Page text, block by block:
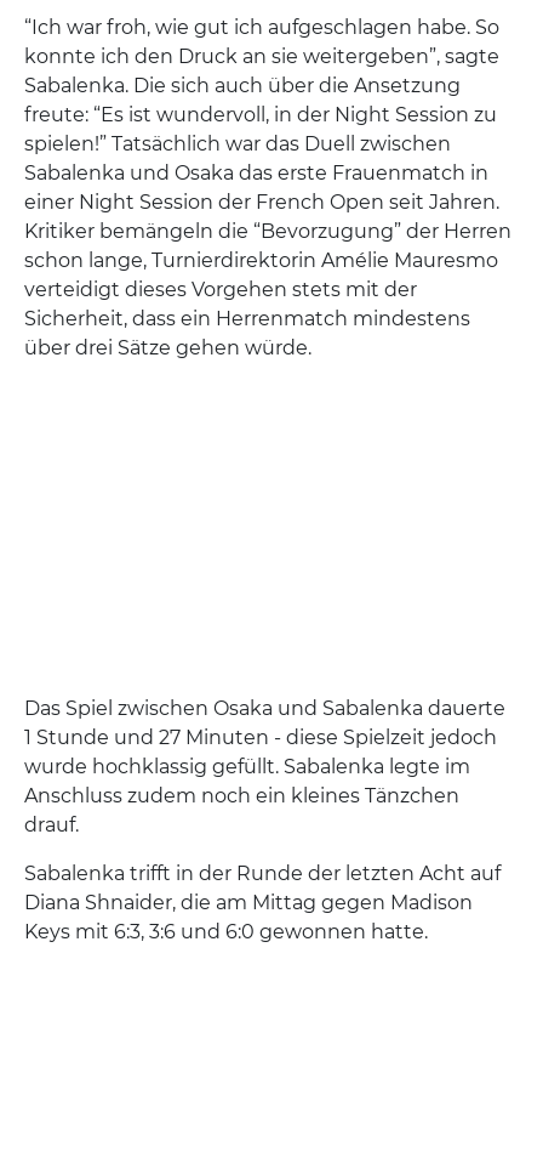
“Ich war froh, wie gut ich aufgeschlagen habe. So
konnte ich den Druck an sie weitergeben”, sagte
Sabalenka. Die sich auch über die Ansetzung
freute: “Es ist wundervoll, in der Night Session zu
spielen!” Tatsächlich war das Duell zwischen
Sabalenka und Osaka das erste Frauenmatch in
einer Night Session der French Open seit Jahren.
Kritiker bemängeln die “Bevorzugung” der Herren
schon lange, Turnierdirektorin Amélie Mauresmo
verteidigt dieses Vorgehen stets mit der
Sicherheit, dass ein Herrenmatch mindestens
über drei Sätze gehen würde.
Das Spiel zwischen Osaka und Sabalenka dauerte
1 Stunde und 27 Minuten - diese Spielzeit jedoch
wurde hochklassig gefüllt. Sabalenka legte im
Anschluss zudem noch ein kleines Tänzchen
drauf.
Sabalenka trifft in der Runde der letzten Acht auf
Diana Shnaider, die am Mittag gegen Madison
Keys mit 6:3, 3:6 und 6:0 gewonnen hatte.